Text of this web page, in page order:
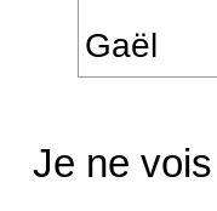
Gaël
Je ne